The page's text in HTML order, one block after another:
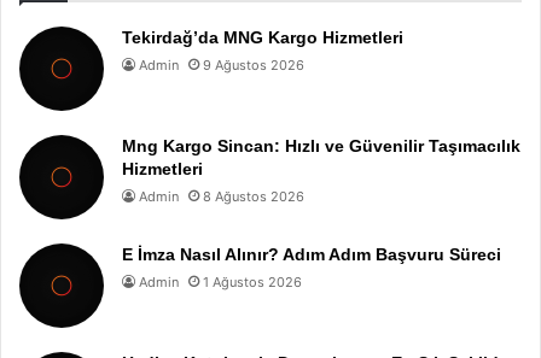
Tekirdağ’da MNG Kargo Hizmetleri
Admin 9 Ağustos 2026
Mng Kargo Sincan: Hızlı ve Güvenilir Taşımacılık
Hizmetleri
Admin 8 Ağustos 2026
E İmza Nasıl Alınır? Adım Adım Başvuru Süreci
Admin 1 Ağustos 2026